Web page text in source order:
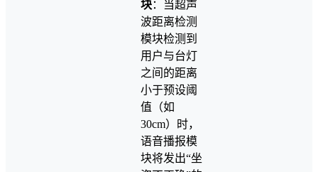
块：当超声
波距离检测
模块检测到
用户与台灯
之间的距离
小于预设阈
值（如
30cm）时，
语音播报模
块将发出“坐